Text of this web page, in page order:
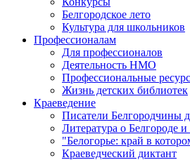
Белгородское лето
Культура для школьников
Профессионалам
Для профессионалов
Деятельность НМО
Профессиональные
Жизнь детских библиотек
Краеведение
Писатели Белгородчины
Литература о Белгороде
"Белогорье: край в
Краеведческий диктант